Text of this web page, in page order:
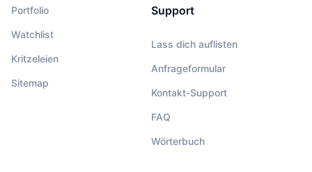
Portfolio
Watchlist
Kritzeleien
Sitemap
Support
Lass dich auflisten
Anfrageformular
Kontakt-Support
FAQ
Wörterbuch